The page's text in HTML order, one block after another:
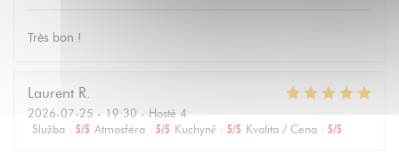
Très bon !
Laurent R
2026-07-25 - 19:30 - Hosté 4
Služba : 5/5 Atmosféra : 5/5 Kuchyně : 5/5 Kvalita / Cena : 5/5